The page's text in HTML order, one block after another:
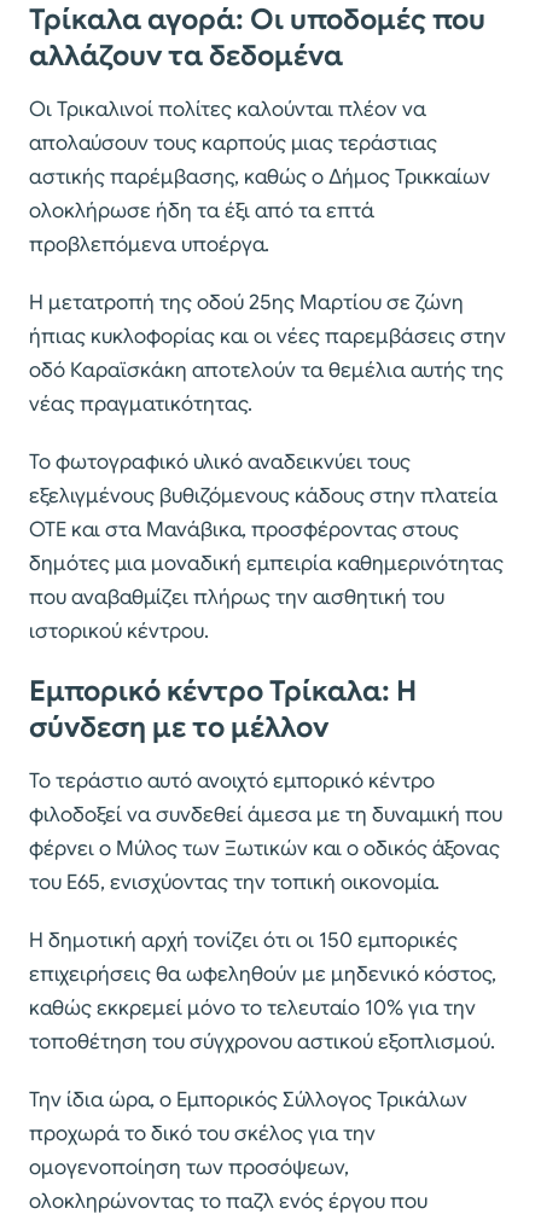
Τρίκαλα αγορά: Οι υποδομές που
αλλάζουν τα δεδομένα
Οι Τρικαλινοί πολίτες καλούνται πλέον να
απολαύσουν τους καρπούς μιας τεράστιας
αστικής παρέμβασης, καθώς ο Δήμος Τρικκαίων
ολοκλήρωσε ήδη τα έξι από τα επτά
προβλεπόμενα υποέργα.
Η μετατροπή της οδού 25ης Μαρτίου σε ζώνη
ήπιας κυκλοφορίας και οι νέες παρεμβάσεις στην
οδό Καραϊσκάκη αποτελούν τα θεμέλια αυτής της
νέας πραγματικότητας.
Το φωτογραφικό υλικό αναδεικνύει τους
εξελιγμένους βυθιζόμενους κάδους στην πλατεία
ΟΤΕ και στα Μανάβικα, προσφέροντας στους
δημότες μια μοναδική εμπειρία καθημερινότητας
που αναβαθμίζει πλήρως την αισθητική του
ιστορικού κέντρου.
Εμπορικό κέντρο Τρίκαλα: Η
σύνδεση με το μέλλον
Το τεράστιο αυτό ανοιχτό εμπορικό κέντρο
φιλοδοξεί να συνδεθεί άμεσα με τη δυναμική που
φέρνει ο Μύλος των Ξωτικών και ο οδικός άξονας
του Ε65, ενισχύοντας την τοπική οικονομία.
Η δημοτική αρχή τονίζει ότι οι 150 εμπορικές
επιχειρήσεις θα ωφεληθούν με μηδενικό κόστος,
καθώς εκκρεμεί μόνο το τελευταίο 10% για την
τοποθέτηση του σύγχρονου αστικού εξοπλισμού.
Την ίδια ώρα, ο Εμπορικός Σύλλογος Τρικάλων
προχωρά το δικό του σκέλος για την
ομογενοποίηση των προσόψεων,
ολοκληρώνοντας το παζλ ενός έργου που